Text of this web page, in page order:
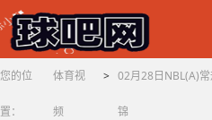
您的位
置：
体育视
频
> 02月28日NBL(A)
锦